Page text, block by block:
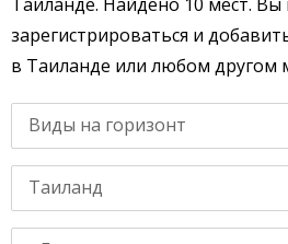
зарегистрироваться и
в Таиланде или любом другом
Виды на горизонт
Таиланд